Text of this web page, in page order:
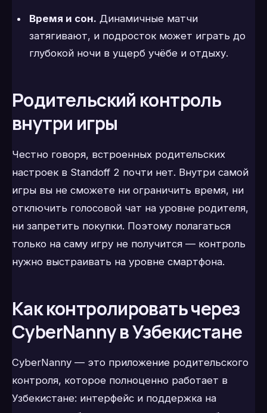
Время и сон. Динамичные матчи
затягивают, и подросток может играть до
глубокой ночи в ущерб учёбе и отдыху.
Родительский контроль
внутри игры
Честно говоря, встроенных родительских
настроек в Standoff 2 почти нет. Внутри самой
игры вы не сможете ни ограничить время, ни
отключить голосовой чат на уровне родителя,
ни запретить покупки. Поэтому полагаться
только на саму игру не получится — контроль
нужно выстраивать на уровне смартфона.
Как контролировать через
CyberNanny в Узбекистане
CyberNanny — это приложение родительского
контроля, которое полноценно работает в
Узбекистане: интерфейс и поддержка на